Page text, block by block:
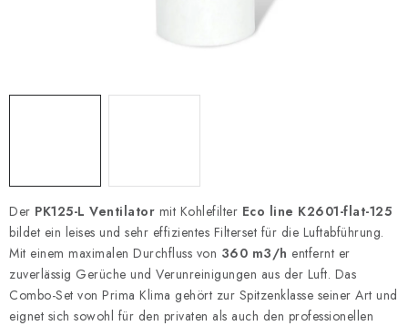
Der PK125-L Ventilator mit Kohlefilter Eco line K2601-flat-125
bildet ein leises und sehr effizientes Filterset für die Luftabführung.
Mit einem maximalen Durchfluss von 360 m3/h entfernt er
zuverlässig Gerüche und Verunreinigungen aus der Luft. Das
Combo-Set von Prima Klima gehört zur Spitzenklasse seiner Art und
eignet sich sowohl für den privaten als auch den professionellen